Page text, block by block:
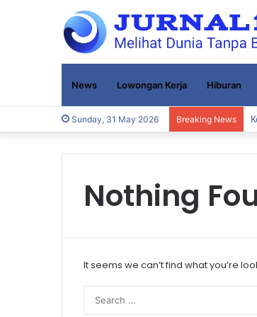
News Lowongan Kerja Hiburan
Sunday, 31 May 2026 Breaking News
Nothing
It seems we can’t find what you’re